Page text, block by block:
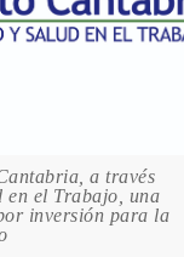
a través
en el Trabajo, una
inversión para la